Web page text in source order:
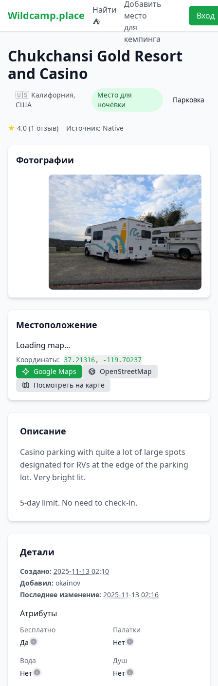
Wildcamp.place
Найти
⛺
Добавить
место
для
кемпинга
Вход
Chukchansi Gold Resort
and Casino
🇺🇸 Калифорния,
США
Место для
ночёвки
Парковка
★ 4.0 (1 отзыв) Источник: Native
Фотографии
Местоположение
Loading map...
Координаты: 37.21316, -119.70237
Google Maps
OpenStreetMap
Посмотреть на карте
Описание
Casino parking with quite a lot of large spots
designated for RVs at the edge of the parking
lot. Very bright lit.
5-day limit. No need to check-in.
Детали
Создано: 2025-11-13 02:10
Добавил: okainov
Последнее изменение: 2025-11-13 02:16
Атрибуты
Бесплатно
Да
Палатки
Нет
Вода
Нет
Душ
Нет